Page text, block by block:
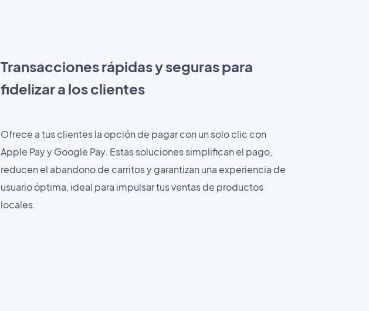
Transacciones rápidas y seguras para
fidelizar a los clientes
Ofrece a tus clientes la opción de pagar con un solo clic con
Apple Pay y Google Pay. Estas soluciones simplifican el pago,
reducen el abandono de carritos y garantizan una experiencia de
usuario óptima, ideal para impulsar tus ventas de productos
locales.